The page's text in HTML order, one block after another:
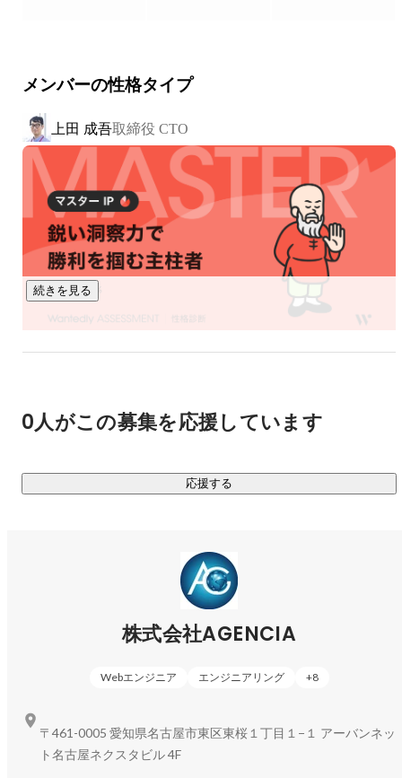
中古車検索サイトなどで“クルッと回る360°車両画像”を見た
ことはありませんか？
その多くを支えているのが、当社の主力製品 「360°Car®」
です。
この技術は特許を取得しており、すでに カーセンサー（リク
ルート）、ガリバー（IDOM）、YANASE をはじめとする
「5,500社以上」の企業に導入されています。
いまや「360°Car®」は、皆さまの日常の中に自然と浸透する
スタンダードとなっています。
■ ギネス世界記録™ 認定
2025年10月、AGENCIAが開発した「360°Car®」は、
登録された画像数は 7,096,049台。
この記録は、AGENCIAの技術力とAIによる自動車デジタル化
世界水準に到達したことを示す、歴史的な成果です。
スマートフォンと360°カメラで誰でも簡単に車両を撮影し、
ウェブやSNSで即時公開できるクラウド型撮影プラットフォ
バイクの内外装を高精細に撮影し、ECやオークションでの訴
求力を高める専用ソリューション。
メンバーの性格タイプ
上田 成吾取締役 CTO
続きを見る
0人がこの募集を応援しています
応援する
株式会社AGENCIA
Webエンジニア エンジニアリング +8
〒461-0005 愛知県名古屋市東区東桜１丁目１−１ アーバンネッ
ト名古屋ネクスタビル 4F